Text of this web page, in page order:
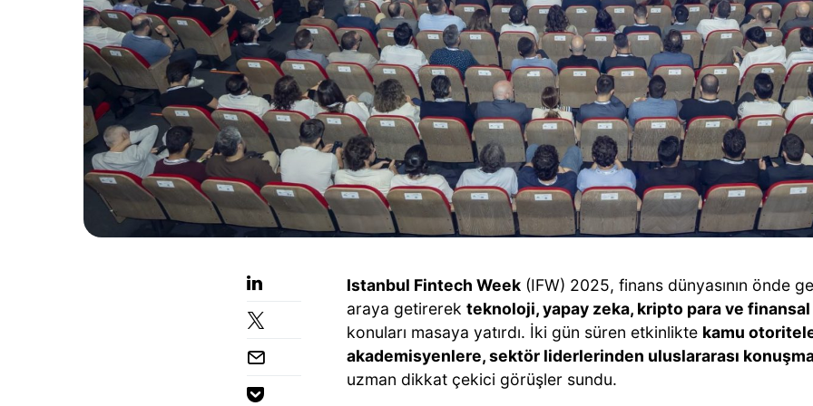
Istanbul Fintech Week (IFW) 2025, finans dünyasının önde
araya getirerek teknoloji, yapay zeka, kripto para ve
konuları masaya yatırdı. İki gün süren etkinlikte kamu
akademisyenlere, sektör liderlerinden uluslararası
uzman dikkat çekici görüşler sundu.